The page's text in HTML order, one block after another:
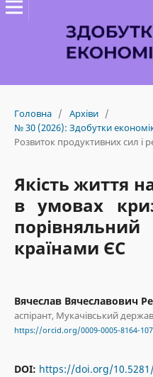
Головна / Архіви /
№ 30 (2026): Здобутки
Розвиток продуктивних сил і
Якість життя
в умовах
країнами ЄС
Вячеслав Вячеславович
аспірант, Мукачівський
https://orcid.org/0009-0005-8164-
DOI: https://doi.org/